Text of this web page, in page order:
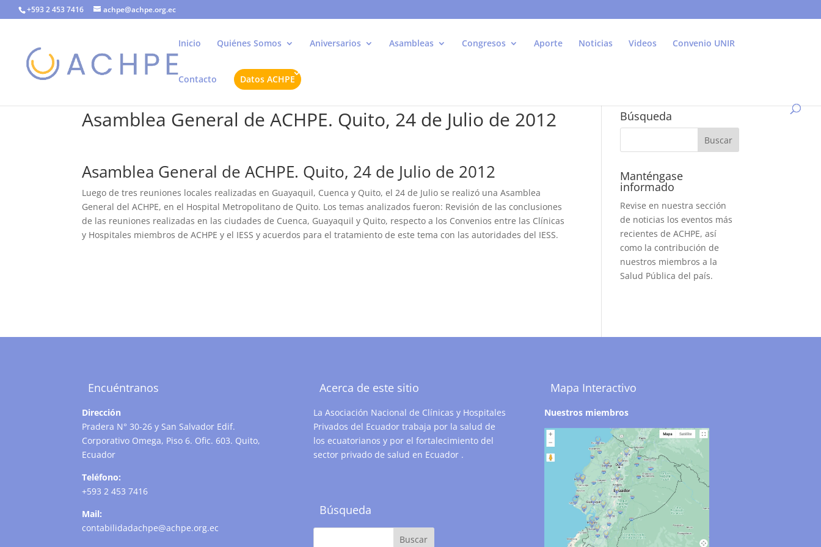
+593 2 453 7416 achpe@achpe.org.ec
Inicio Quiénes Somos Aniversarios Asambleas Congresos Aporte Noticias Videos Convenio UNIR
Contacto Datos ACHPE
Asamblea General de ACHPE. Quito, 24 de Julio de 2012
Asamblea General de ACHPE. Quito, 24 de Julio de 2012
Luego de tres reuniones locales realizadas en Guayaquil, Cuenca y Quito, el 24 de Julio se realizó una Asamblea
General del ACHPE, en el Hospital Metropolitano de Quito. Los temas analizados fueron: Revisión de las conclusiones
de las reuniones realizadas en las ciudades de Cuenca, Guayaquil y Quito, respecto a los Convenios entre las Clínicas
y Hospitales miembros de ACHPE y el IESS y acuerdos para el tratamiento de este tema con las autoridades del IESS.
Búsqueda
Manténgase
informado
Revise en nuestra sección
de noticias los eventos más
recientes de ACHPE, así
como la contribución de
nuestros miembros a la
Salud Pública del país.
Encuéntranos
Dirección
Pradera N° 30-26 y San Salvador Edif.
Corporativo Omega, Piso 6. Ofic. 603. Quito,
Ecuador
Teléfono:
+593 2 453 7416
Mail:
contabilidadachpe@achpe.org.ec
Acerca de este sitio
La Asociación Nacional de Clínicas y Hospitales
Privados del Ecuador trabaja por la salud de
los ecuatorianos y por el fortalecimiento del
sector privado de salud en Ecuador .
Búsqueda
Mapa Interactivo
Nuestros miembros